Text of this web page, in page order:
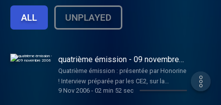
ALL UNPLAYED
quatrième émission - 09 novembre
2006
Quatrième émission : présentée par Honorine
! Interview préparée par les CE2, sur la
légende populaire de Saint Martin à
9 Nov 2006- 02 min 52 sec